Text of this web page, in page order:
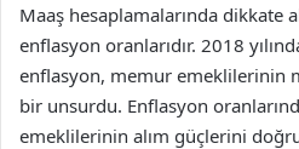
Maaş hesaplamalarında dikkate
enflasyon oranlarıdır. 2018
enflasyon, memur emeklilerinin
bir unsurdu. Enflasyon
emeklilerinin alım güçlerini